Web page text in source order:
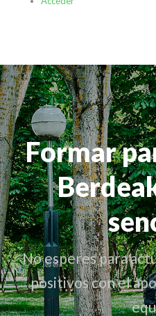
Formar
No esperes para
positivos con el